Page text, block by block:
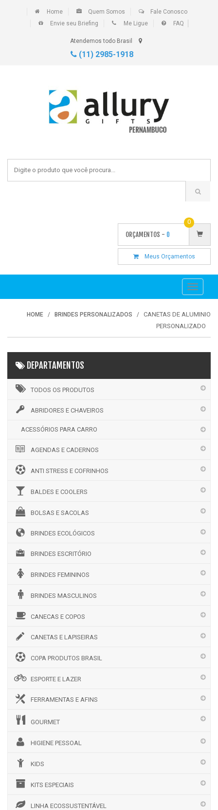
Home Quem Somos
Fale Conosco
Envie seu Briefing
Me Ligue FAQ
Atendemos todo Brasil
(11) 2985-1918
ORÇAMENTOS - 0
0
Meus Orçamentos
Toggle
HOME BRINDES PERSONALIZADOS
CANETAS DE ALUMINIO
PERSONALIZADO
DEPARTAMENTOS
TODOS OS PRODUTOS
ABRIDORES E CHAVEIROS
ACESSÓRIOS PARA CARRO
AGENDAS E CADERNOS
ANTI STRESS E COFRINHOS
BALDES E COOLERS
BOLSAS E SACOLAS
BRINDES ECOLÓGICOS
BRINDES ESCRITÓRIO
BRINDES FEMININOS
BRINDES MASCULINOS
CANECAS E COPOS
CANETAS E LAPISEIRAS
COPA PRODUTOS BRASIL
ESPORTE E LAZER
FERRAMENTAS E AFINS
GOURMET
HIGIENE PESSOAL
KIDS
KITS ESPECIAIS
LINHA ECOSSUSTENTÁVEL